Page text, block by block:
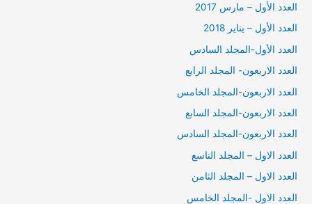
العدد الأول – مارس 2017
العدد الأول – يناير 2018
العدد الأول-المجلد السادس
العدد الاربعون- المجلد الرابع
العدد الاربعون-المجلد الخامس
العدد الاربعون-المجلد السابع
العدد الاربعون-المجلد السادس
العدد الاول – المجلد التاسع
العدد الاول – المجلد الثامن
العدد الاول -المجلد الخامس